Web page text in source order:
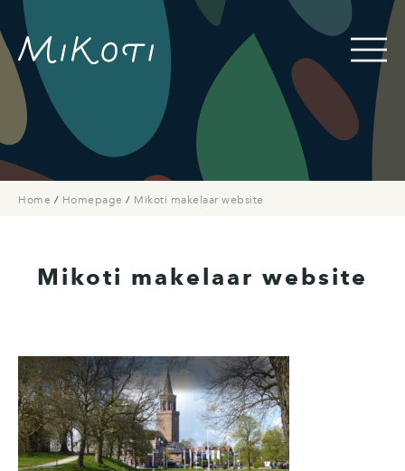
Home / Homepage / Mikoti makelaar website
Mikoti makelaar website